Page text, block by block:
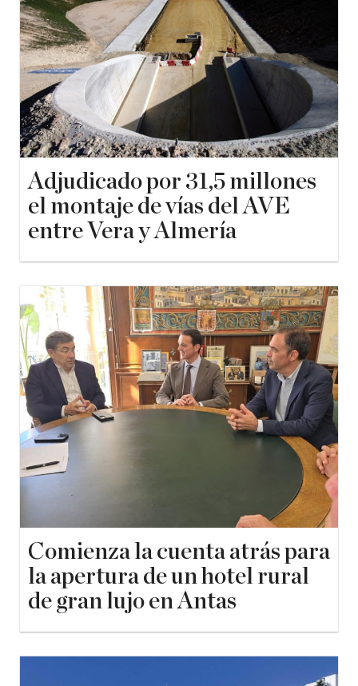
Adjudicado por 31,5 millones
el montaje de vías del AVE
entre Vera y Almería
Comienza la cuenta atrás para
la apertura de un hotel rural
de gran lujo en Antas